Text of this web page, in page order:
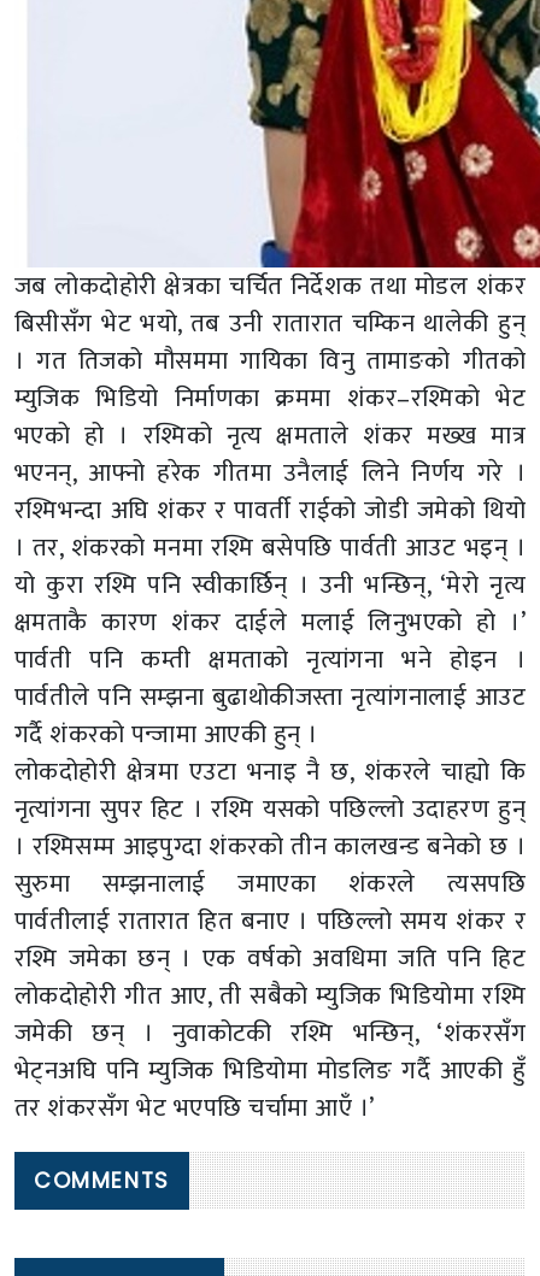
जब लोकदोहोरी क्षेत्रका चर्चित निर्देशक तथा मोडल शंकर
बिसीसँग भेट भयो, तब उनी रातारात चम्किन थालेकी हुन्
। गत तिजको मौसममा गायिका विनु तामाङको गीतको
म्युजिक भिडियो निर्माणका क्रममा शंकर–रश्मिको भेट
भएको हो । रश्मिको नृत्य क्षमताले शंकर मख्ख मात्र
भएनन्, आफ्नो हरेक गीतमा उनैलाई लिने निर्णय गरे ।
रश्मिभन्दा अघि शंकर र पावर्ती राईको जोडी जमेको थियो
। तर, शंकरको मनमा रश्मि बसेपछि पार्वती आउट भइन् ।
यो कुरा रश्मि पनि स्वीकार्छिन् । उनी भन्छिन्, ‘मेरो नृत्य
क्षमताकै कारण शंकर दाईले मलाई लिनुभएको हो ।’
पार्वती पनि कम्ती क्षमताको नृत्यांगना भने होइन ।
पार्वतीले पनि सम्झना बुढाथोकीजस्ता नृत्यांगनालाई आउट
गर्दै शंकरको पन्जामा आएकी हुन् ।
लोकदोहोरी क्षेत्रमा एउटा भनाइ नै छ, शंकरले चाह्यो कि
नृत्यांगना सुपर हिट । रश्मि यसको पछिल्लो उदाहरण हुन्
। रश्मिसम्म आइपुग्दा शंकरको तीन कालखन्ड बनेको छ ।
सुरुमा सम्झनालाई जमाएका शंकरले त्यसपछि
पार्वतीलाई रातारात हित बनाए । पछिल्लो समय शंकर र
रश्मि जमेका छन् । एक वर्षको अवधिमा जति पनि हिट
लोकदोहोरी गीत आए, ती सबैको म्युजिक भिडियोमा रश्मि
जमेकी छन् । नुवाकोटकी रश्मि भन्छिन्, ‘शंकरसँग
भेट्नअघि पनि म्युजिक भिडियोमा मोडलिङ गर्दै आएकी हुँ
तर शंकरसँग भेट भएपछि चर्चामा आएँ ।’
COMMENTS